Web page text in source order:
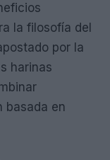
la filosofía del
por la
harinas
basada en